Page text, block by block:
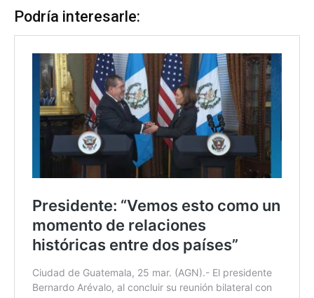
Podría interesarle: